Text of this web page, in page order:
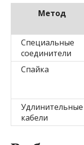
Метод
Специальные
соединители
Спайка
Удлинительные
кабели